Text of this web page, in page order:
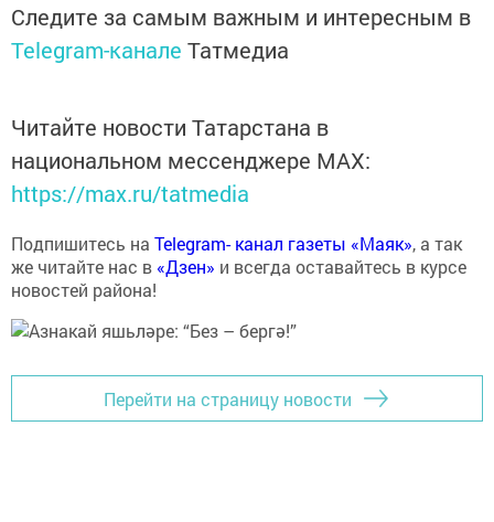
Следите за самым важным и интересным в
Telegram-канале Татмедиа
Читайте новости Татарстана в
национальном мессенджере MАХ:
https://max.ru/tatmedia
Подпишитесь на Telegram- канал газеты «Маяк», а так
же читайте нас в «Дзен» и всегда оставайтесь в курсе
новостей района!
Перейти на страницу новости